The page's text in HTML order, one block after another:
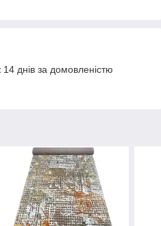
днів за домовленістю